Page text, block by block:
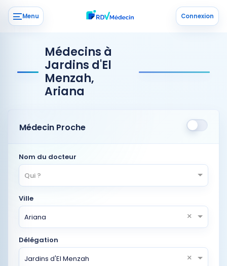
Menu Connexion
Médecins à
Jardins d'El
Menzah,
Ariana
Médecin Proche
Nom du docteur
Qui ?
Ville
Ariana
×
Délégation
Jardins d'El Menzah
×